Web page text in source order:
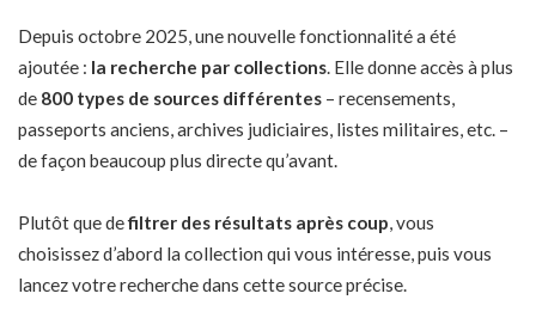
Depuis octobre 2025, une nouvelle fonctionnalité a été
ajoutée : la recherche par collections. Elle donne accès à plus
de 800 types de sources différentes – recensements,
passeports anciens, archives judiciaires, listes militaires, etc. –
de façon beaucoup plus directe qu’avant.
Plutôt que defiltrer des résultats après coup, vous
choisissez d’abord la collection qui vous intéresse, puis vous
lancez votre recherche dans cette source précise.